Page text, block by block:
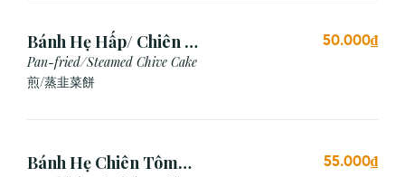
Bánh Hẹ Hấp/ Chiên (3
Cái)
Pan-fried/Steamed Chive Cake
煎/蒸韭菜餅
50.000₫
Bánh Hẹ Chiên Tôm
55.000₫